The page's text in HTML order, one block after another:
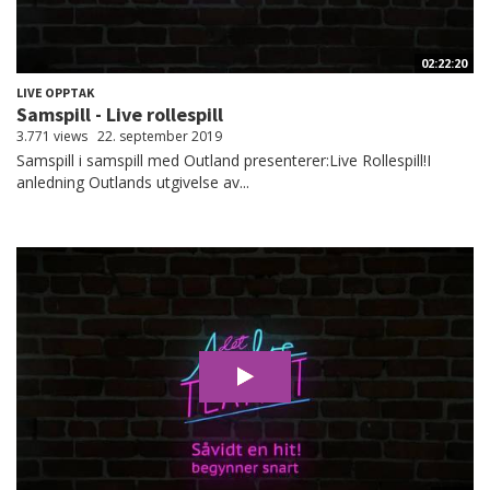
02:22:20
LIVE OPPTAK
Samspill - Live rollespill
3.771 views 22. september 2019
Samspill i samspill med Outland presenterer:Live Rollespill!I
anledning Outlands utgivelse av...